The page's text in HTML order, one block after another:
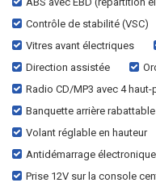
Contrôle de stabilité (VSC)
Vitres avant électriques
Direction assistée
Radio CD/MP3 avec 4 haut-
Banquette arrière
Volant réglable en hauteur
Antidémarrage électronique
Prise 12V sur la console